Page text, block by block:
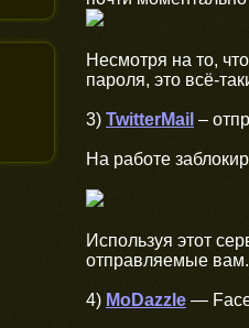
Несмотря на то,
пароля, это всё-
3) TwitterMail –
На работе
Используя этот
отправляемые вам.
4) MoDazzle —